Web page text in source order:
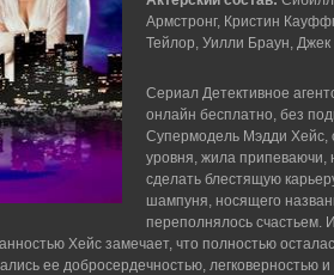
Армстронг, Кристин
Тейлор, Уилли Браун, Джек
Сериал Детективное
онлайн бесплатно, без
Супермодель Мэдди Хейс,
уровня, жила припеваючи,
сделать блестящую
шампуня, носящего
переполнялось счастьем.
Хейс замечает, что полностью
ее добросердечностью,